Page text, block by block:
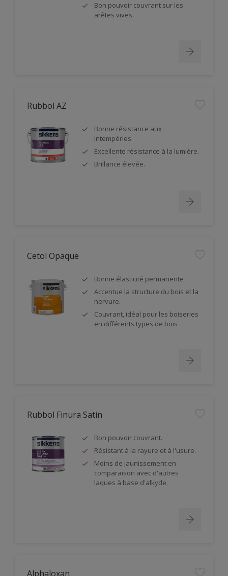
Bon pouvoir couvrant sur les
arêtes vives.
Rubbol AZ
Bonne résistance aux
intempéries.
Excellente résistance à la lumière.
Brillance élevée.
Cetol Opaque
Bonne élasticité permanente
Accentue la structure du bois et la
nervure.
Couvrant, idéal pour les boiseries
en différents types de bois
Rubbol Finura Satin
Bon pouvoir couvrant.
Résistant à la rayure et à l'usure.
Moins de jaunissement en
comparaison avec d'autres
laques à base d'alkyde.
Alphaloxan